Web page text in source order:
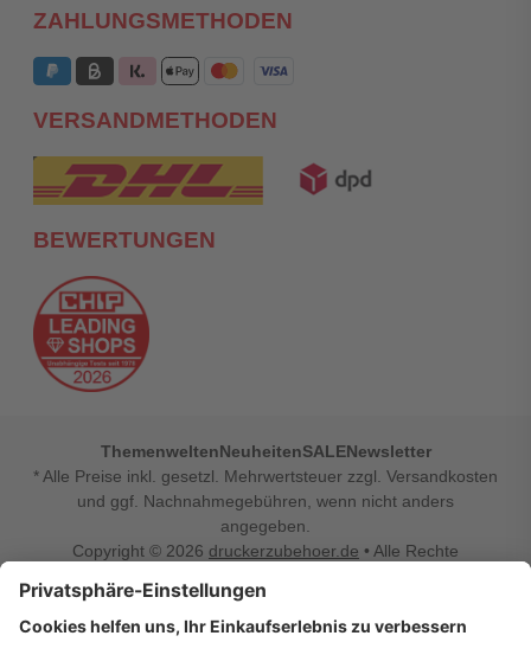
ZAHLUNGSMETHODEN
VERSANDMETHODEN
BEWERTUNGEN
ThemenweltenNeuheitenSALENewsletter
* Alle Preise inkl. gesetzl. Mehrwertsteuer zzgl. Versandkosten
und ggf. Nachnahmegebühren, wenn nicht anders
angegeben.
Copyright © 2026 druckerzubehoer.de • Alle Rechte
Vertrag widerrufen
Druckerzubehoer.de – preiswerte Qualität für Ihr Office